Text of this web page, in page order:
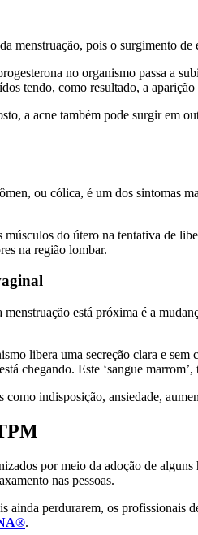
menstruação, pois o surgimento
no organismo passa a
tendo, como resultado, a aparição
a acne também pode surgir em
ou cólica, é um dos sintomas
músculos do útero na tentativa de
na região lombar.
está próxima é a
libera uma secreção clara e
chegando. Este ‘sangue
indisposição, ansiedade,
por meio da adoção de
nas pessoas.
ainda perdurarem, os
.